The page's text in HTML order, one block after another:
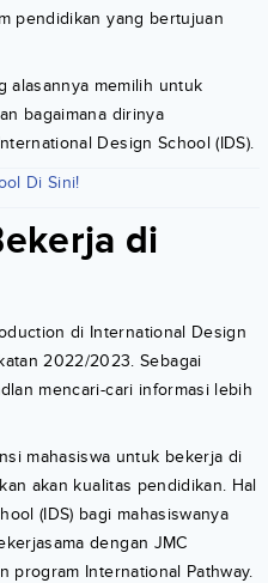
pendidikan yang bertujuan
alasannya memilih untuk
bagaimana dirinya
Design School (IDS).
Di Sini!
di
di International Design
2022/2023. Sebagai
mencari-cari informasi lebih
mahasiswa untuk bekerja di
akan kualitas pendidikan. Hal
(IDS) bagi mahasiswanya
dengan JMC
program International Pathway.